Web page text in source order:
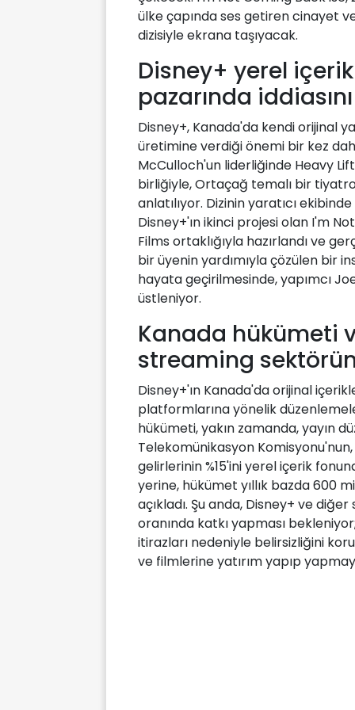
ülke çapında ses getiren cinayet
dizisiyle ekrana taşıyacak.
Disney+ yerel
pazarında
Disney+, Kanada'da kendi orijinal
üretimine verdiği önemi bir kez
McCulloch'un liderliğinde Heavy
birliğiyle, Ortaçağ temalı bir
anlatılıyor. Dizinin yaratıcı
Disney+'ın ikinci projesi olan I'm
Films ortaklığıyla hazırlandı ve
bir üyenin yardımıyla çözülen bir
hayata geçirilmesinde, yapımcı
üstleniyor.
Kanada hükümeti
streaming
Disney+'ın Kanada'da orijinal
platformlarına yönelik
hükümeti, yakın zamanda, yayın
Telekomünikasyon
gelirlerinin %15'ini yerel içerik
yerine, hükümet yıllık bazda 600
açıkladı. Şu anda, Disney+ ve
oranında katkı yapması
itirazları nedeniyle belirsizliğini
ve filmlerine yatırım yapıp